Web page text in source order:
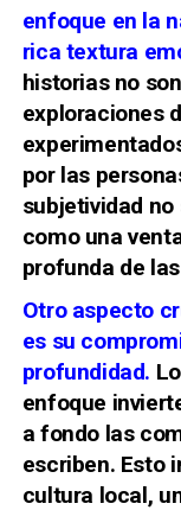
enfoque en la
rica textura
historias no
exploraciones
por las
subjetividad
como una
profunda de
Otro aspecto
es su
profundidad.
enfoque
a fondo las
escriben. Esto
cultura local,